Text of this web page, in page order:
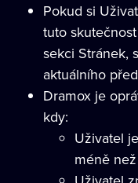
Pokud si
tuto
sekci Stránek,
aktuálního
Dramox je
kdy:
Uživatel
méně